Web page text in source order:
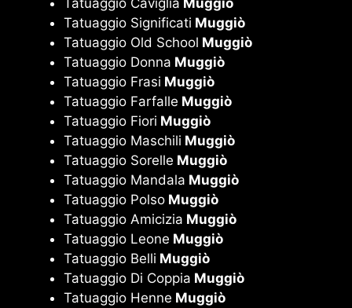
Tatuaggio Significati Muggiò
Tatuaggio Old School Muggiò
Tatuaggio Donna Muggiò
Tatuaggio Frasi Muggiò
Tatuaggio Farfalle Muggiò
Tatuaggio Fiori Muggiò
Tatuaggio Maschili Muggiò
Tatuaggio Sorelle Muggiò
Tatuaggio Mandala Muggiò
Tatuaggio Polso Muggiò
Tatuaggio Amicizia Muggiò
Tatuaggio Leone Muggiò
Tatuaggio Belli Muggiò
Tatuaggio Di Coppia Muggiò
Tatuaggio Henne Muggiò